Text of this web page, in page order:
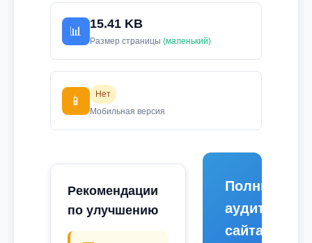
📊
15.41 KB
Размер страницы (маленький)
📱
Нет
Мобильная версия
Рекомендации
по улучшению
Полный
аудит
сайта